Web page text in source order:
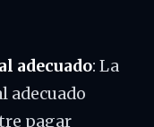
adecuado: La
adecuado
pagar